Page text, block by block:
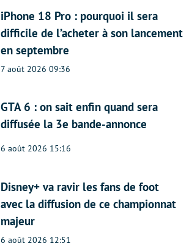
iPhone 18 Pro : pourquoi il sera
difficile de l’acheter à son lancement
en septembre
7 août 2026 09:36
GTA 6 : on sait enfin quand sera
diffusée la 3e bande-annonce
6 août 2026 15:16
Disney+ va ravir les fans de foot
avec la diffusion de ce championnat
majeur
6 août 2026 12:51